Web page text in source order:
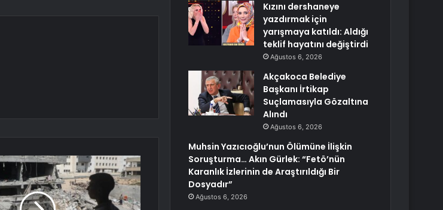
Kızını dershaneye
yazdırmak için
yarışmaya katıldı: Aldığı
teklif hayatını değiştirdi
Ağustos 6, 2026
Akçakoca Belediye
Başkanı İrtikap
Suçlamasıyla Gözaltına
Alındı
Ağustos 6, 2026
Muhsin Yazıcıoğlu’nun Ölümüne İlişkin
Soruşturma… Akın Gürlek: “Fetö’nün
Karanlık İzlerinin de Araştırıldığı Bir
Dosyadır”
Ağustos 6, 2026